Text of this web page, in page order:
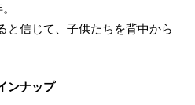
と信じて、子供たちを背中から
ンナップ